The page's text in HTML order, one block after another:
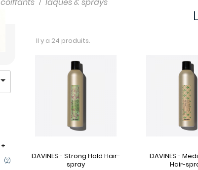
coiffants laques & sprays
+
(2)
Il y a 24 produits.
DAVINES - Strong Hold Hair-
spray
DAVINES -
Hair-